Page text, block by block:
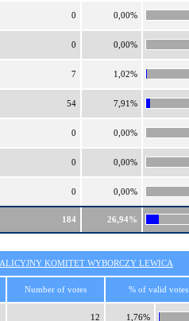
0 0,00%
0 0,00%
7 1,02%
54 7,91%
0 0,00%
0 0,00%
0 0,00%
184 26,94%
KOMITET WYBORCZY LEWICA
Number of votes % of valid votes
12 1,76%